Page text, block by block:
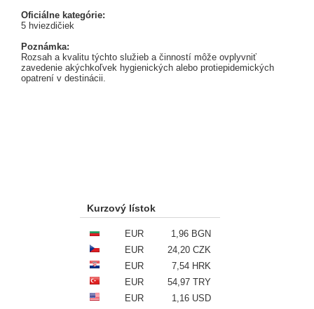
Oficiálne kategórie:
5 hviezdičiek
Poznámka:
Rozsah a kvalitu týchto služieb a činností môže ovplyvniť
zavedenie akýchkoľvek hygienických alebo protiepidemických
opatrení v destinácii.
Kurzový lístok
EUR
1,96 BGN
EUR
24,20 CZK
EUR
7,54 HRK
EUR
54,97 TRY
EUR
1,16 USD